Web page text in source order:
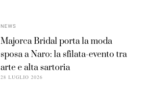
NEWS
Majorca Bridal porta la moda
sposa a Naro: la sfilata-evento tra
arte e alta sartoria
28 LUGLIO 2026